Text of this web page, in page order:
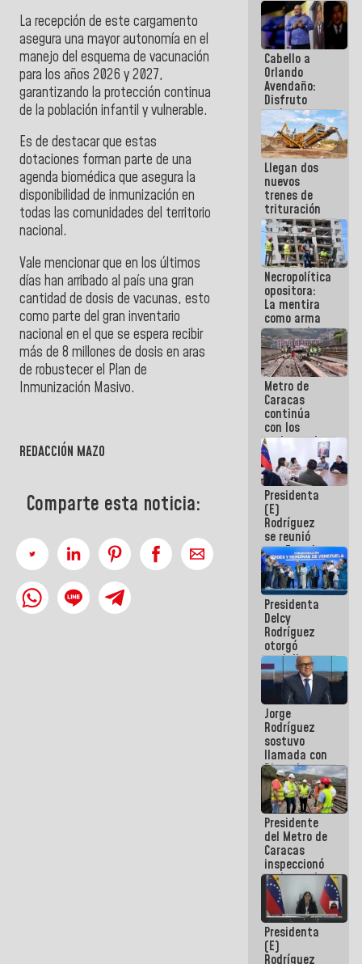
La recepción de este cargamento
asegura una mayor autonomía en el
manejo del esquema de vacunación
para los años 2026 y 2027,
garantizando la protección continua
de la población infantil y vulnerable.
Es de destacar que estas
dotaciones forman parte de una
agenda biomédica que asegura la
disponibilidad de inmunización en
todas las comunidades del territorio
nacional.
Vale mencionar que en los últimos
días han arribado al país una gran
cantidad de dosis de vacunas, esto
como parte del gran inventario
nacional en el que se espera recibir
más de 8 millones de dosis en aras
de robustecer el Plan de
Inmunización Masivo.
REDACCIÓN MAZO
Comparte esta noticia:
Cabello a
Orlando
Avendaño:
Disfruto
cada vez
que escribes
porque lo
que haces
es
embarrarla
Llegan dos
nuevos
trenes de
trituración
para
optimizar
manejo de
escombros
en La Guaira
Necropolítica
opositora:
La mentira
como arma
contra el
Pueblo
Metro de
Caracas
continúa
con los
trabajos de
mantenimiento
e inspección
en la Línea 2
Presidenta
(E)
Rodríguez
se reunió
con Estado
Mayor
Eléctrico
para
abordar
planes de
acción
Presidenta
Delcy
Rodríguez
otorgó
medalla
"Héroe de
Venezuela"
a servidores
públicos
Jorge
Rodríguez
sostuvo
llamada con
Dinorah
Figuera y
acuerdan
primer
encuentro
presencial
para el
diálogo
Presidente
del Metro de
Caracas
inspeccionó
trabajos de
rehabilitación
y
modernización
de la vía
férrea
Presidenta
(E)
Rodríguez